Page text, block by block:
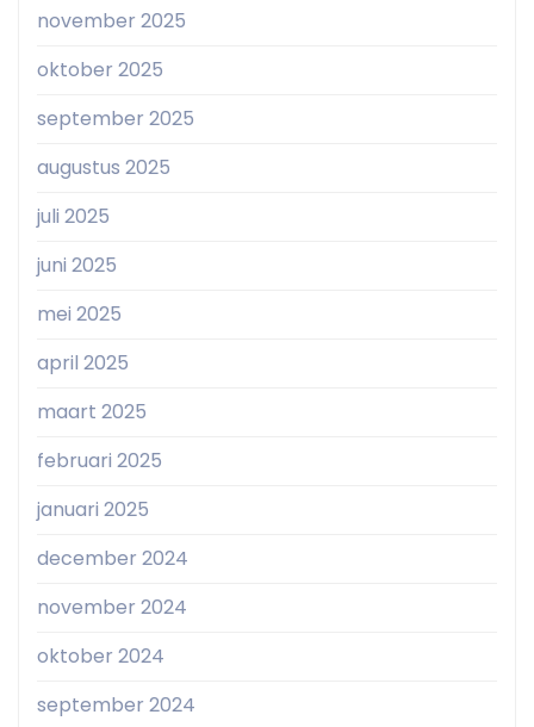
november 2025
oktober 2025
september 2025
augustus 2025
juli 2025
juni 2025
mei 2025
april 2025
maart 2025
februari 2025
januari 2025
december 2024
november 2024
oktober 2024
september 2024